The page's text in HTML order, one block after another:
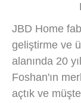
JBD Home
geliştirme ve
alanında 20
Foshan'ın
açtık ve